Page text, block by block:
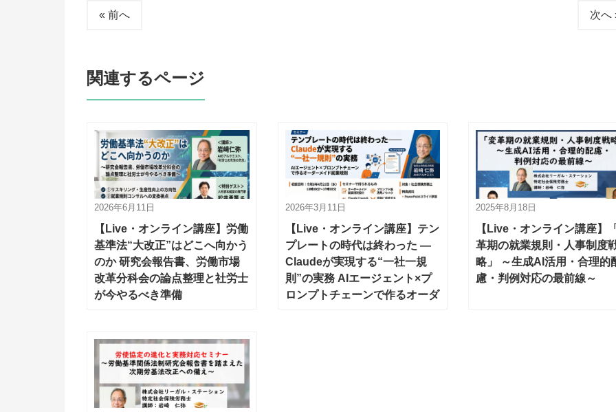
« 前へ 次へ
関連するページ
2026年6月11日
【Live・オンライン講座】労働
基準法“大改正”はどこへ向かう
のか 研究会報告書、労働市場
改革分科会の論点整理と社労士
が今やるべき準備
2026年3月11日
【Live・オンライン講座】テン
プレートの時代は終わった —
Claudeが実現する“一社一規
則”の実務 AIエージェント×プ
ロンプトチェーンで作るオーダ
2025年8月18日
【Live・オンライン講座】
革期の就業規則・人事制度
略」 ～生成AI活用・合理的
慮・判例対応の最前線～